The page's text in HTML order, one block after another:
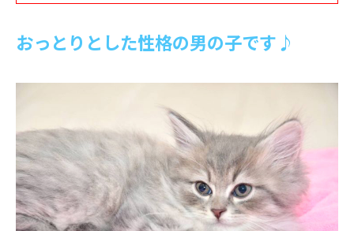
おっとりとした性格の男の子です♪